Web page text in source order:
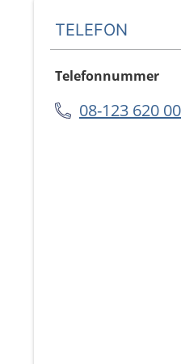
TELEFON
Telefonnummer
08-123 620 00